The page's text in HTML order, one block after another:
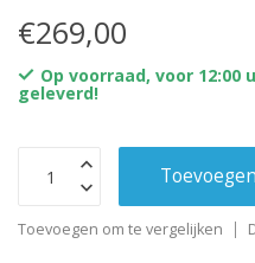
€269,00
Op voorraad, voor 12:00
geleverd!
Toevoegen om te vergelijken